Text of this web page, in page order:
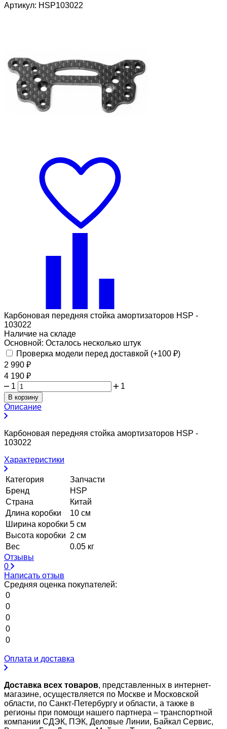
Артикул: HSP103022
Карбоновая передняя стойка амортизаторов HSP -
103022
Наличие на складе
Основной: Осталось несколько штук
Проверка модели перед доставкой (+100 ₽)
2 990 ₽
4 190 ₽
1
1
В корзину
Описание
Карбоновая передняя стойка амортизаторов HSP -
103022
Характеристики
Категория
Запчасти
Бренд
HSP
Страна
Китай
Длина коробки
10 см
Ширина коробки 5 см
Высота коробки 2 см
Вес
0.05 кг
Отзывы
0
Написать отзыв
Средняя оценка покупателей:
0
0
0
0
0
Оплата и доставка
Доставка всех товаров, представленных в интернет-
магазине, осуществляется по Москве и Московской
области, по Санкт-Петербургу и области, а также в
регионы при помощи нашего партнера – транспортной
компании СДЭК, ПЭК, Деловые Линии, Байкал Сервис,